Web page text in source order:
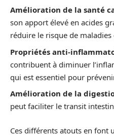
Amélioration de la santé
son apport élevé en acides
réduire le risque de maladies
Propriétés anti-
contribuent à diminuer
qui est essentiel pour
Amélioration de la
peut faciliter le transit
Ces différents atouts en font